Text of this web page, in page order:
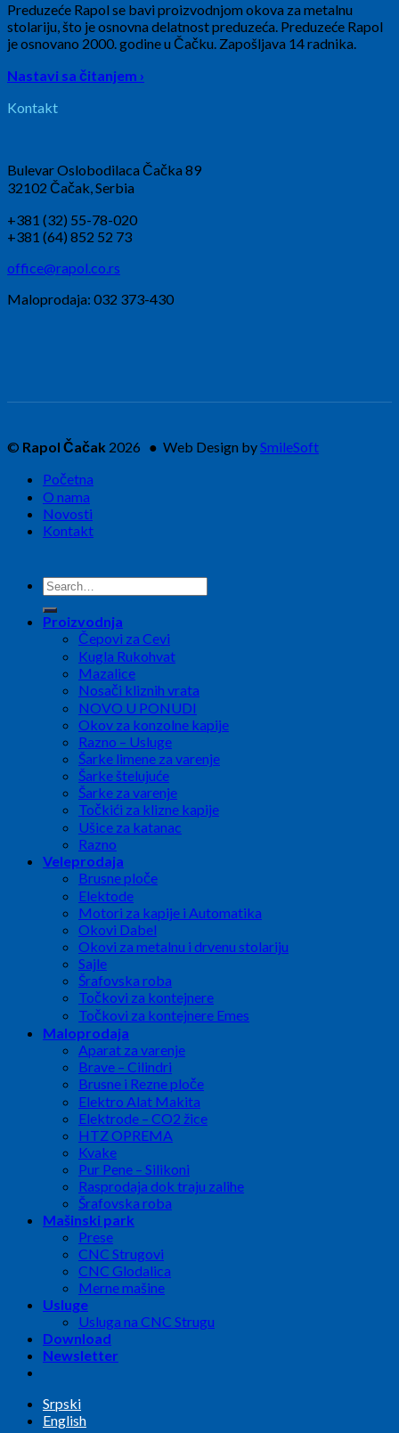
Preduzeće Rapol se bavi proizvodnjom okova za metalnu
stolariju, što je osnovna delatnost preduzeća. Preduzeće Rapol
je osnovano 2000. godine u Čačku. Zapošljava 14 radnika.
Nastavi sa čitanjem ›
Kontakt
Bulevar Oslobodilaca Čačka 89
32102 Čačak, Serbia
+381 (32) 55-78-020
+381 (64) 852 52 73
office@rapol.co.rs
Maloprodaja: 032 373-430
© Rapol Čačak 2026 ● Web Design bySmileSoft
Početna
O nama
Novosti
Kontakt
Search
for:
Proizvodnja
Čepovi za Cevi
Kugla Rukohvat
Mazalice
Nosači kliznih vrata
NOVO U PONUDI
Okov za konzolne kapije
Razno – Usluge
Šarke limene za varenje
Šarke štelujuće
Šarke za varenje
Točkići za klizne kapije
Ušice za katanac
Razno
Veleprodaja
Brusne ploče
Elektode
Motori za kapije i Automatika
Okovi Dabel
Okovi za metalnu i drvenu stolariju
Sajle
Šrafovska roba
Točkovi za kontejnere
Točkovi za kontejnere Emes
Maloprodaja
Aparat za varenje
Brave – Cilindri
Brusne i Rezne ploče
Elektro Alat Makita
Elektrode – CO2 žice
HTZ OPREMA
Kvake
Pur Pene – Silikoni
Rasprodaja dok traju zalihe
Šrafovska roba
Mašinski park
Prese
CNC Strugovi
CNC Glodalica
Merne mašine
Usluge
Usluga na CNC Strugu
Download
Newsletter
Srpski
English